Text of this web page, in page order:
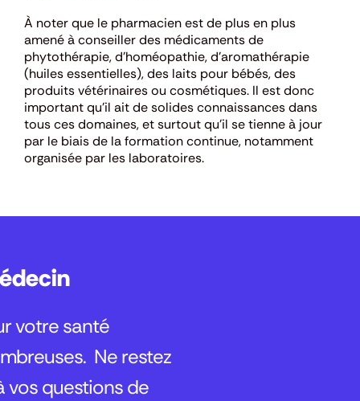
À noter que le pharmacien est de plus en plus
amené à conseiller des médicaments de
phytothérapie, d’homéopathie, d’aromathérapie
(huiles essentielles), des laits pour bébés, des
produits vétérinaires ou cosmétiques. Il est donc
important qu’il ait de solides connaissances dans
tous ces domaines, et surtout qu’il se tienne à jour
par le biais de la formation continue, notamment
organisée par les laboratoires.
votre santé
Ne restez
vos questions de